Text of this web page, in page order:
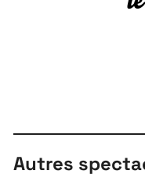
Autres